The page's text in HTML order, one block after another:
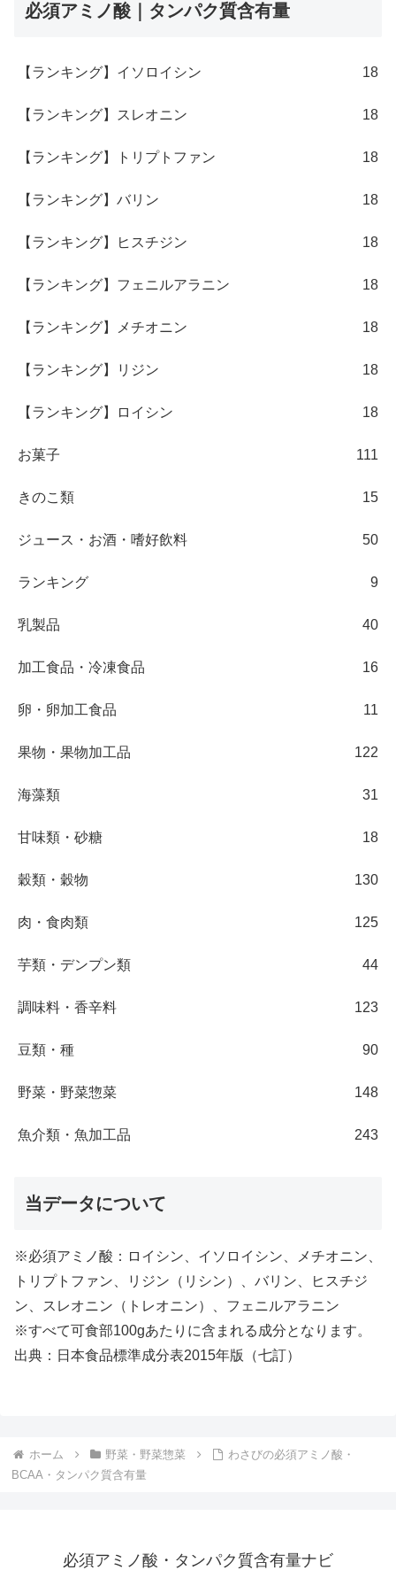
必須アミノ酸｜タンパク質含有量
【ランキング】イソロイシン 18
【ランキング】スレオニン 18
【ランキング】トリプトファン 18
【ランキング】バリン 18
【ランキング】ヒスチジン 18
【ランキング】フェニルアラニン 18
【ランキング】メチオニン 18
【ランキング】リジン 18
【ランキング】ロイシン 18
お菓子 111
きのこ類 15
ジュース・お酒・嗜好飲料 50
ランキング 9
乳製品 40
加工食品・冷凍食品 16
卵・卵加工食品 11
果物・果物加工品 122
海藻類 31
甘味類・砂糖 18
穀類・穀物 130
肉・食肉類 125
芋類・デンプン類 44
調味料・香辛料 123
豆類・種 90
野菜・野菜惣菜 148
魚介類・魚加工品 243
当データについて
※必須アミノ酸：ロイシン、イソロイシン、メチオニン、
トリプトファン、リジン（リシン）、バリン、ヒスチジ
ン、スレオニン（トレオニン）、フェニルアラニン
※すべて可食部100gあたりに含まれる成分となります。
出典：日本食品標準成分表2015年版（七訂）
ホーム 野菜・野菜惣菜
わさびの必須アミノ酸・
BCAA・タンパク質含有量
必須アミノ酸・タンパク質含有量ナビ